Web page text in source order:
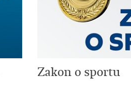
Zakon o sportu